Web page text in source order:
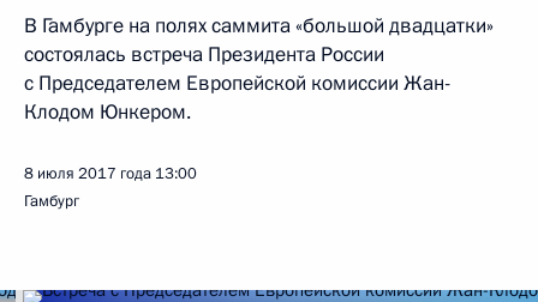
В Гамбурге на полях саммита «большой двадцатки»
состоялась встреча Президента России
с Председателем Европейской комиссии Жан-
Клодом Юнкером.
8 июля 2017 года 13:00
Гамбург